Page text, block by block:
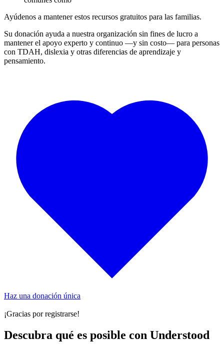
Ayúdenos a mantener estos recursos gratuitos para las familias.
Su donación ayuda a nuestra organización sin fines de lucro a
mantener el apoyo experto y continuo —y sin costo— para personas
con TDAH, dislexia y otras diferencias de aprendizaje y
pensamiento.
Haz una donación única
¡Gracias por registrarse!
Descubra qué es posible con Understood